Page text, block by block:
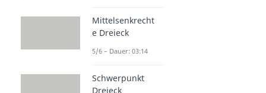
Mittelsenkrecht
e Dreieck
5/6 – Dauer: 03:14
Schwerpunkt
Dreieck